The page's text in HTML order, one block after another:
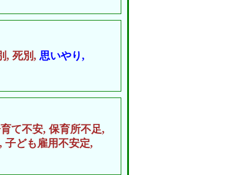
, 死別, 思いやり,
て不安, 保育所不足,
子ども雇用不安定,